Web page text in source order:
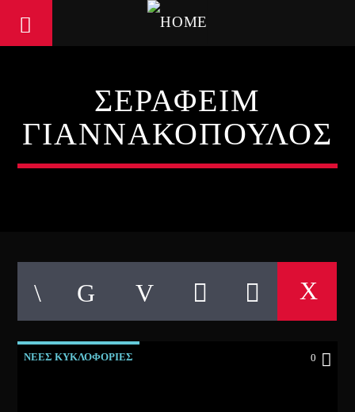
ΣΕΡΑΦΕΙΜ
ΓΙΑΝΝΑΚΟΠΟΥΛΟΣ
ΝΕΕΣ ΚΥΚΛΟΦΟΡΙΕΣ 0